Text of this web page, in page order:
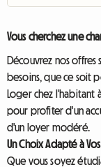
Vous cherchez une
Découvrez nos
besoins, que ce soit
Loger chez l'habitant
pour profiter d'un
d'un loyer modéré.
Un Choix Adapté à
Que vous soyez